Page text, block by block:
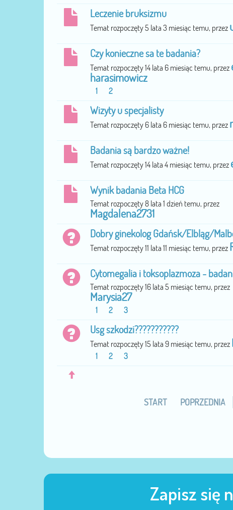
Leczenie bruksizmu
Temat rozpoczęty 5 lata 3 miesiąc temu, przez
Czy konieczne sa te badania?
Temat rozpoczęty 14 lata 6 miesiąc temu, przez
harasimowicz
1 2
Wizyty u specjalisty
Temat rozpoczęty 6 lata 6 miesiąc temu, przez
Badania są bardzo ważne!
Temat rozpoczęty 14 lata 4 miesiąc temu, przez
Wynik badania Beta HCG
Temat rozpoczęty 8 lata 1 dzień temu, przez
Magdalena2731
Dobry ginekolog Gdańsk/Elbląg/
Temat rozpoczęty 11 lata 11 miesiąc temu, przez
Cytomegalia i toksoplazmoza -
Temat rozpoczęty 16 lata 5 miesiąc temu, przez
Marysia27
1 2 3
Usg szkodzi???????????
Temat rozpoczęty 15 lata 9 miesiąc temu, przez
1 2 3
START POPRZEDNIA
Zapisz się